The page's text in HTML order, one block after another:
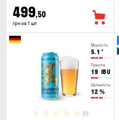
499,50
грн за 1 шт
Міцність
5.1 °
Гіркота
19 IBU
Щільність
12 %
(0)